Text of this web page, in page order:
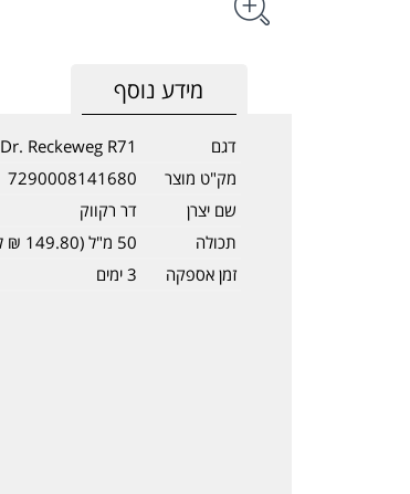
מידע נוסף
דגם
Dr. Reckeweg R71 טיפות
מק"ט מוצר
7290008141680
שם יצרן
דר רקווק
תכולה
50 מ"ל (149.80 ₪ ל-100 מ"ל)
זמן אספקה
3 ימים